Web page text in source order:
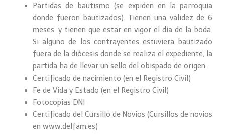
Partidas de bautismo (se expiden en la parroquia
donde fueron bautizados). Tienen una validez de 6
meses, y tienen que estar en vigor el día de la boda.
Si alguno de los contrayentes estuviera bautizado
fuera de la diócesis donde se realiza el expediente, la
partida ha de llevar un sello del obispado de origen.
Certificado de nacimiento (en el Registro Civil)
Fe de Vida y Estado (en el Registro Civil)
Fotocopias DNI
Certificado del Cursillo de Novios (Cursillos de novios
en www.delfam.es)